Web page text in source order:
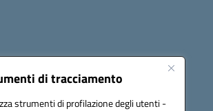
di tracciamento
strumenti di profilazione degli utenti -